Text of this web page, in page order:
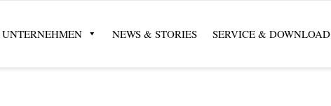
UNTERNEHMEN NEWS & STORIES SERVICE & DOWNLOAD